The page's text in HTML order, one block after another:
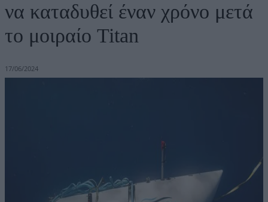
να καταδυθεί έναν χρόνο μετά
το μοιραίο Titan
17/06/2024